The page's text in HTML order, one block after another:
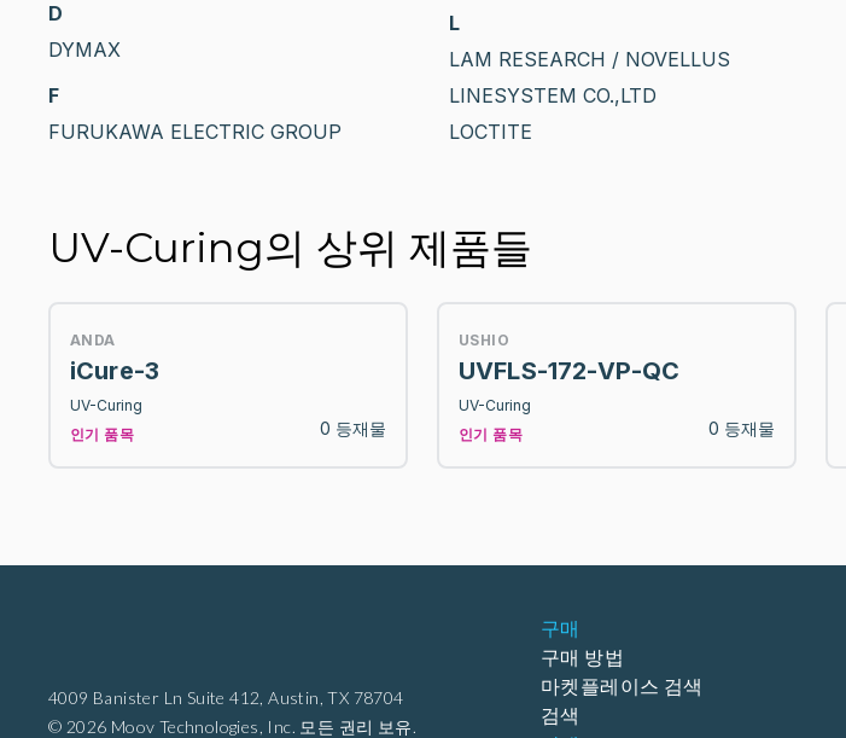
D
DYMAX
F
FURUKAWA ELECTRIC GROUP
L
LAM RESEARCH / NOVELLUS
LINESYSTEM CO.,LTD
LOCTITE
UV-Curing의 상위 제품들
ANDA
iCure-3
UV-Curing
인기 품목
0 등재물
USHIO
UVFLS-172-VP-QC
UV-Curing
인기 품목
0 등재물
4009 Banister Ln Suite 412, Austin, TX 78704
© 2026 Moov Technologies, Inc. 모든 권리 보유.
구매
구매 방법
마켓플레이스 검색
검색